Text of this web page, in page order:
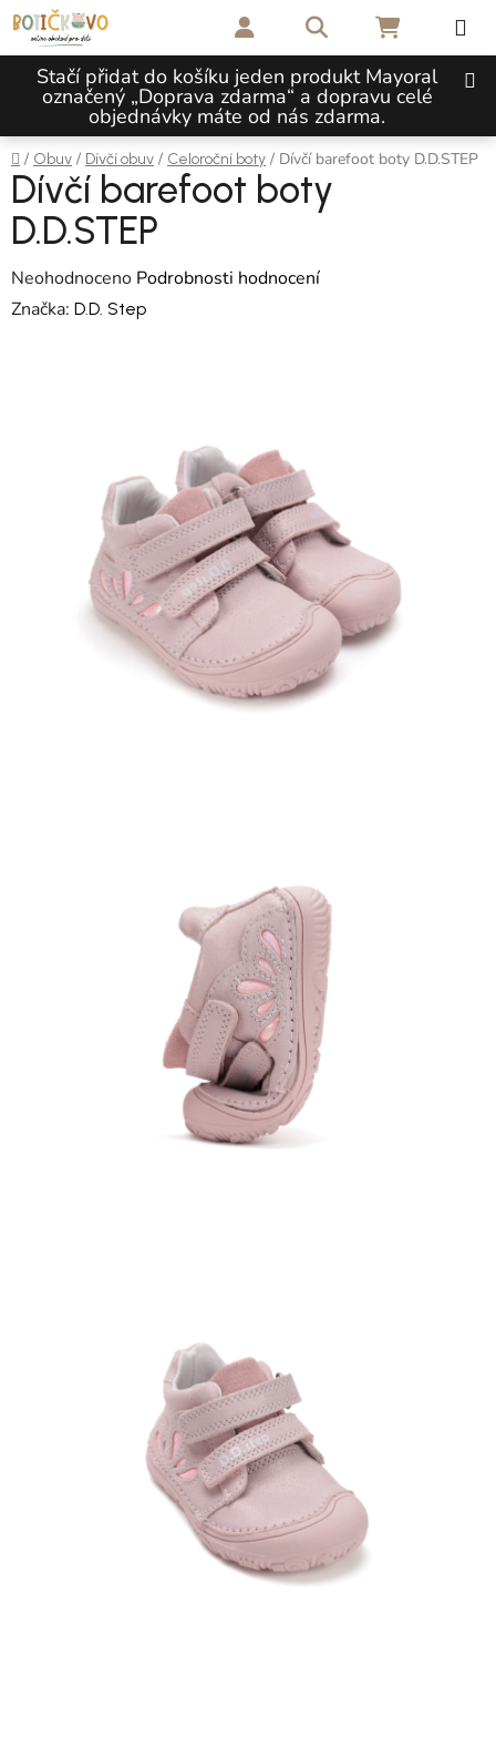
Přejít na obsah
Stačí přidat do košíku jeden produkt Mayoral
označený „Doprava zdarma“ a dopravu celé
objednávky máte od nás zdarma.
Hledat NÁKUPNÍ
Domů
/ Obuv / Dívčí obuv / Celoroční boty / Dívčí barefoot boty D.D.STEP
Dívčí barefoot boty
D.D.STEP
Průměrné hodnocení produktu je 0,0 z 5 hvězdiček.
Neohodnoceno Podrobnosti hodnocení
Značka: D.D. Step